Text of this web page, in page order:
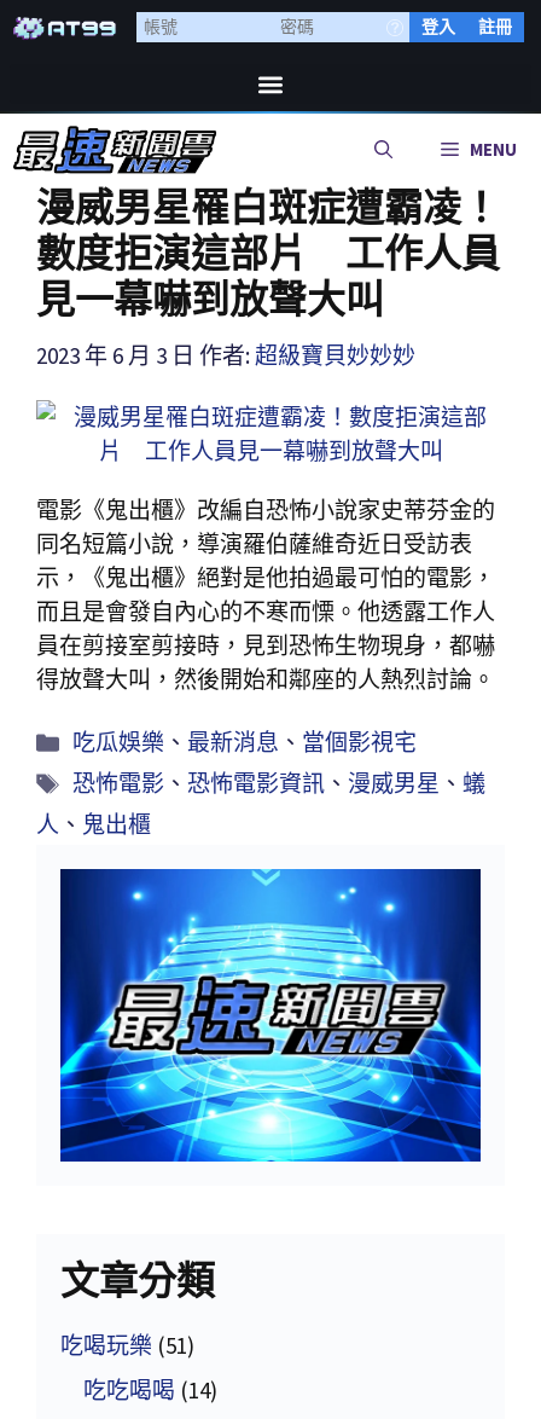
登入 註冊
MENU
漫威男星罹白斑症遭霸凌！
數度拒演這部片 工作人員
見一幕嚇到放聲大叫
2023 年 6 月 3 日 作者: 超級寶貝妙妙妙
電影《鬼出櫃》改編自恐怖小說家史蒂芬金的
同名短篇小說，導演羅伯薩維奇近日受訪表
示，《鬼出櫃》絕對是他拍過最可怕的電影，
而且是會發自內心的不寒而慄。他透露工作人
員在剪接室剪接時，見到恐怖生物現身，都嚇
得放聲大叫，然後開始和鄰座的人熱烈討論。
吃瓜娛樂 、最新消息 、 當個影視宅
恐怖電影 、恐怖電影資訊 、 漫威男星 、蟻
人 、 鬼出櫃
文章分類
吃喝玩樂 (51)
吃吃喝喝 (14)